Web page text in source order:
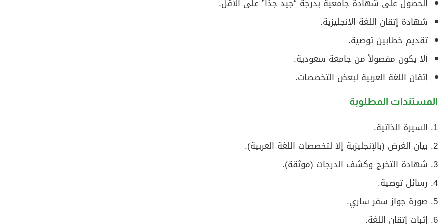
الحصول على شهادة جامعية بدرجة “جيد جدًا” على الأقل.
شهادة إتقان اللغة الإنجليزية.
تقديم خطابين توصية.
ألا يكون مفصولاً من جامعة سعودية.
إتقان اللغة العربية لبعض التخصصات.
المستندات المطلوبة
السيرة الذاتية.
بيان الغرض (بالإنجليزية إلا لتخصصات اللغة العربية).
شهادة التخرج وكشف الدرجات (موثقة).
رسائل توصية.
صورة جواز سفر ساري.
إثبات إتقان اللغة.